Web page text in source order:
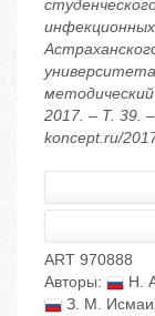
2017. – Т. 39.
koncept.ru/
ART 970888
Авторы:
Н.
З. М.